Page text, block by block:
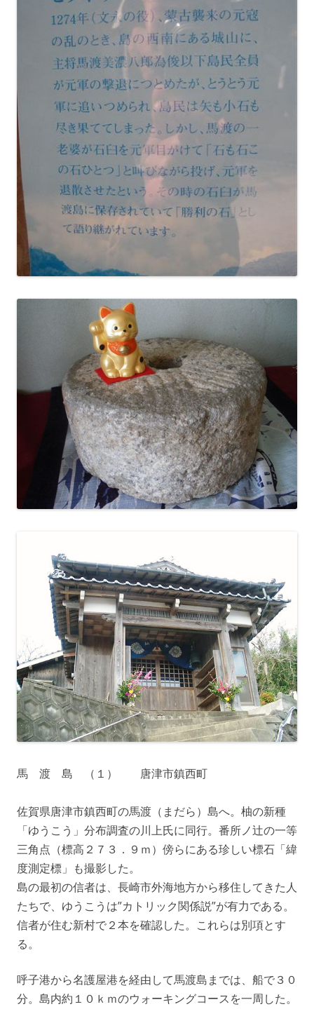
馬 渡 島 （１） 唐津市鎮西町
佐賀県唐津市鎮西町の馬渡（まだら）島へ。柚の新種
「ゆうこう」分布調査の川上氏に同行。番所ノ辻の一等
三角点（標高２７３．９ｍ）傍らにある珍しい標石「緯
度測定標」も撮影した。
島の最初の信者は、長崎市外海地方から移住してきた人
たちで、ゆうこうは”カトリック関係説”が有力である。
信者が住む新村で２本を確認した。これらは別項とす
る。
呼子港から名護屋港を経由して馬渡島までは、船で３０
分。島内約１０ｋｍのウォーキングコースを一周した。